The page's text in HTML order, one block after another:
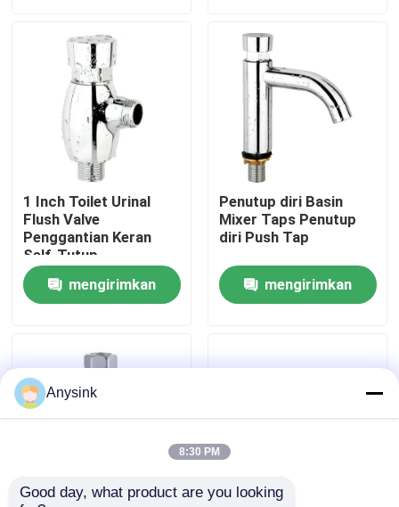
Produk
Video
Tentang kita
Wisata pabrik
Kontrol kualitas
Quote request suatu
Klep Perunggu
1 Inch Toilet Urinal
Flush Valve
Penggantian Keran
Self-Tutup
mengirimkan
Penutup diri Basin
Mixer Taps Penutup
diri Push Tap
mengirimkan
Anysink
8:30 PM
Good day, what product are you looking